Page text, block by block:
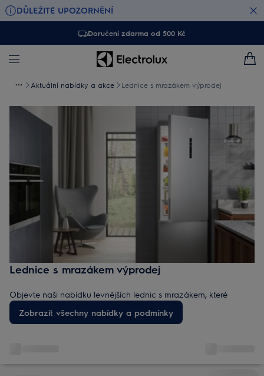
DŮLEŽITÉ UPOZORNĚNÍ
Doručení zdarma od 500 Kč
Aktuální nabídky a akce Lednice s mrazákem výprodej
Lednice s mrazákem výprodej
Objevte naši nabídku levnějších lednic s mrazákem, které
kombinují funkce a styl. Od modelů 50/50 ve slevě po
doprodejové kusy – najdete u nás varianty, které se hodí do
Zobrazit všechny nabídky a podmínky